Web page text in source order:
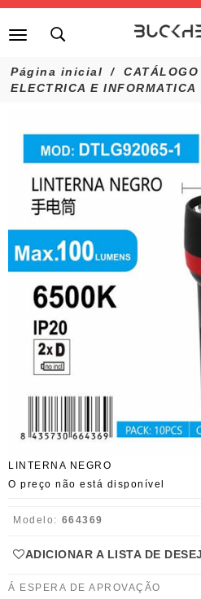
Página inicial
CATÁLOGO
ELECTRICA E INFORMATICA
LINTERNA NEGRO
O preço não está disponível
Modelo: 664369
ADICIONAR A LISTA DE
Á ESPERA DE APROVAÇÃO